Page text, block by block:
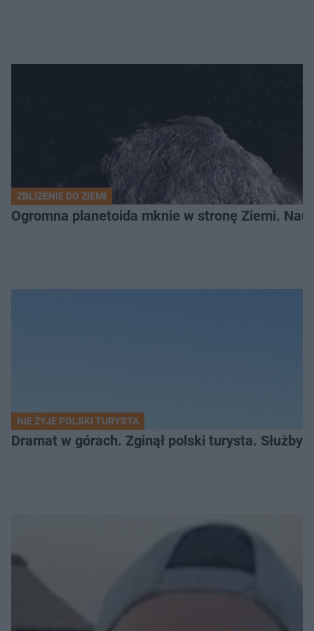
ZBLIŻENIE DO ZIEMI
Ogromna planetoida mknie w stronę Ziemi.
NIE ŻYJE POLSKI TURYSTA
Dramat w górach. Zginął polski turysta. Służby